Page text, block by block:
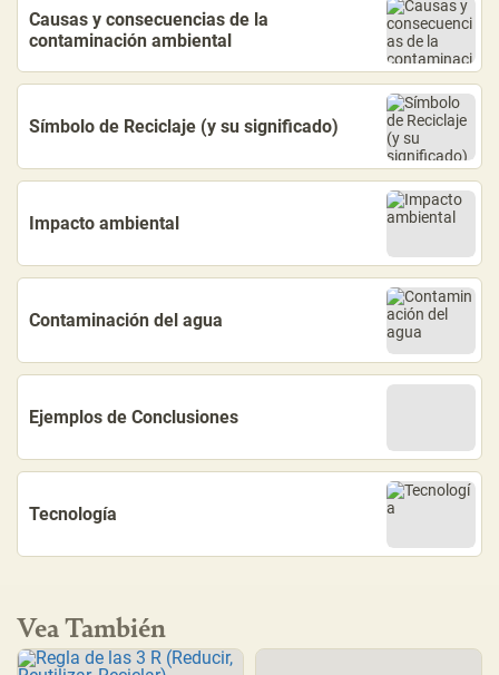
Causas y consecuencias de la
contaminación ambiental
Símbolo de Reciclaje (y su significado)
Impacto ambiental
Contaminación del agua
Ejemplos de Conclusiones
Tecnología
Vea También